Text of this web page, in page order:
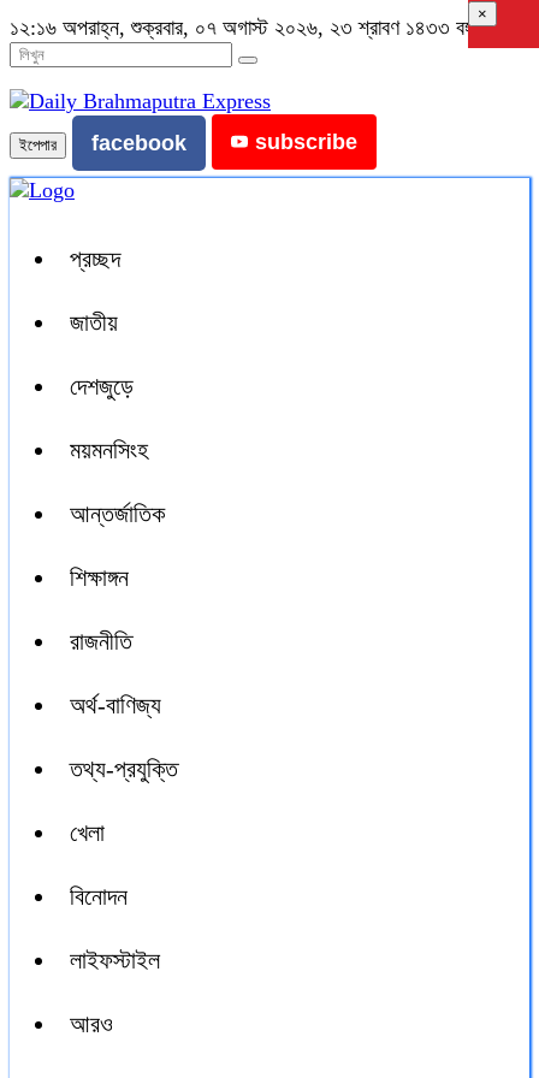
১২:১৬ অপরাহ্ন, শুক্রবার, ০৭ অগাস্ট ২০২৬, ২৩ শ্রাবণ ১৪৩৩ বঙ্গাব্দ
ইপেপার facebook subscribe
প্রচ্ছদ
জাতীয়
দেশজুড়ে
ময়মনসিংহ
আন্তর্জাতিক
শিক্ষাঙ্গন
রাজনীতি
অর্থ-বাণিজ্য
তথ্য-প্রযুক্তি
খেলা
বিনোদন
লাইফস্টাইল
আরও
×